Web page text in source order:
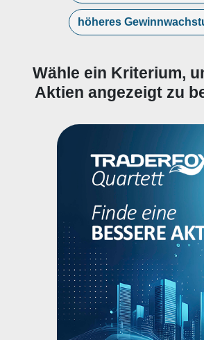
höheres
Wähle ein Kriterium,
Aktien angezeigt zu